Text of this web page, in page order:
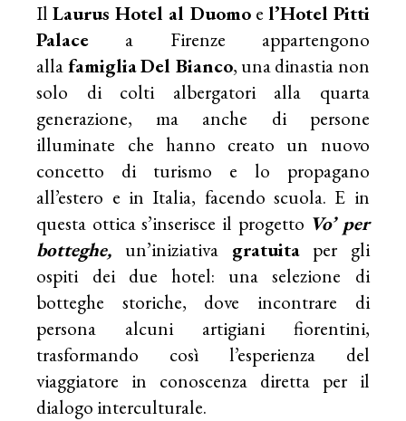
IlLaurus Hotel al Duomoe l’Hotel Pitti
Palace a Firenze appartengono
allafamigliaDel Bianco, una dinastia non
solo di colti albergatori alla quarta
generazione, ma anche di persone
illuminate che hanno creato un nuovo
concetto di turismo e lo propagano
all’estero e in Italia, facendo scuola. E in
questa ottica s’inserisce il progetto Vo’ per
botteghe, un’iniziativa gratuitaper gli
ospiti dei due hotel: una selezione di
botteghe storiche, dove incontrare di
persona alcuni artigiani fiorentini,
trasformando così l’esperienza del
viaggiatore in conoscenza diretta per il
dialogo interculturale.